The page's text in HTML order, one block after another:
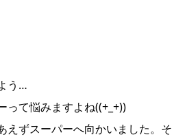
う…
って悩みますよね((+_+))
えずスーパーへ向かいました。そ